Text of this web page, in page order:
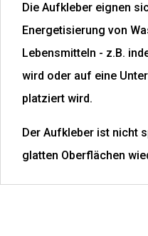
Die Aufkleber eignen
Energetisierung von
Lebensmitteln - z.B.
wird oder auf eine
platziert wird.
Der Aufkleber ist nicht
glatten Oberflächen